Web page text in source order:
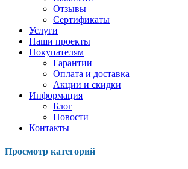
Отзывы
Сертификаты
Услуги
Наши проекты
Покупателям
Гарантии
Оплата и доставка
Акции и скидки
Информация
Блог
Новости
Контакты
Просмотр категорий